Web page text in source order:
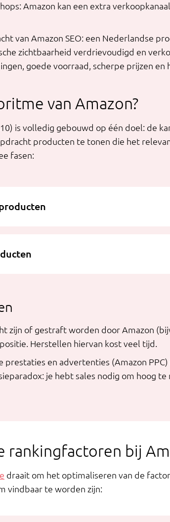
Amazon kan een extra
van Amazon SEO: een Nederlandse
zichtbaarheid verdrievoudigd en
goede voorraad, scherpe prijzen en
van Amazon?
is volledig gebouwd op één doel: de
producten te tonen die het
fasen:
zijn of gestraft worden door Amazon
Herstellen hiervan kost veel tijd.
prestaties en advertenties (Amazon
je hebt sales nodig om hoog
rankingfactoren bij
draait om het optimaliseren van de
vindbaar te worden zijn: